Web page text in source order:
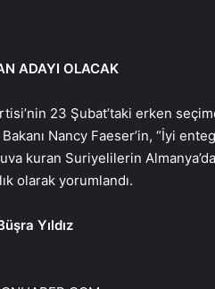
ADAYI OLACAK
23 Şubat’taki erken
Bakanı Nancy Faeser’in, “İyi
kuran Suriyelilerin
olarak yorumlandı.
Yıldız